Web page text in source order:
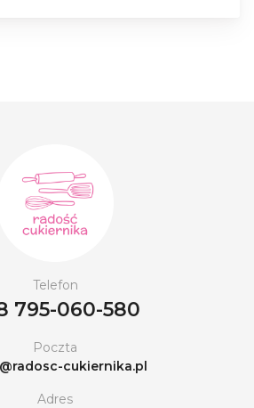
Telefon
795-060-580
Poczta
cukiernika.pl
Adres